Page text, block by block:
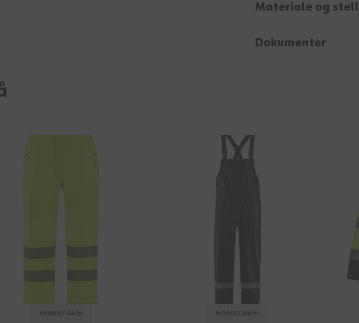
Materiale og stell
Dokumenter